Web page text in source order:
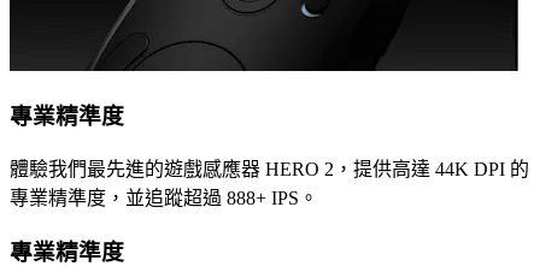
專業精準度
體驗我們最先進的遊戲感應器 HERO 2，提供高達 44K DPI 的
專業精準度，並追蹤超過 888+ IPS。
專業精準度